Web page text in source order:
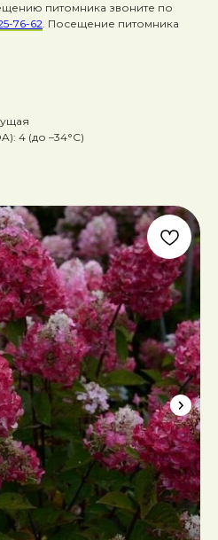
питомника звоните по
76-62. Посещение питомника
4 (до –34°C)